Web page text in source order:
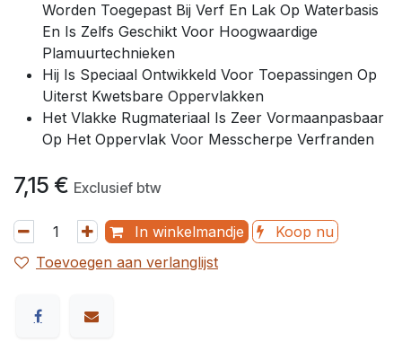
Worden Toegepast Bij Verf En Lak Op Waterbasis
En Is Zelfs Geschikt Voor Hoogwaardige
Plamuurtechnieken
Hij Is Speciaal Ontwikkeld Voor Toepassingen Op
Uiterst Kwetsbare Oppervlakken
Het Vlakke Rugmateriaal Is Zeer Vormaanpasbaar
Op Het Oppervlak Voor Messcherpe Verfranden
7,15 € Exclusief btw
In winkelmandje
Koop nu
Toevoegen aan verlanglijst